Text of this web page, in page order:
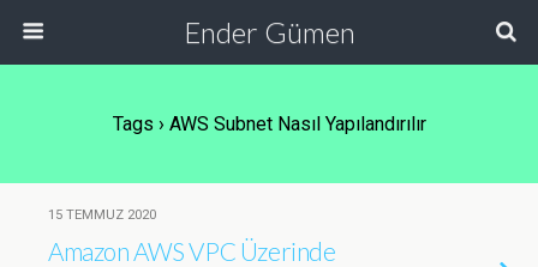
Ender Gümen
Tags › AWS Subnet Nasıl Yapılandırılır
15 TEMMUZ 2020
Amazon AWS VPC Üzerinde